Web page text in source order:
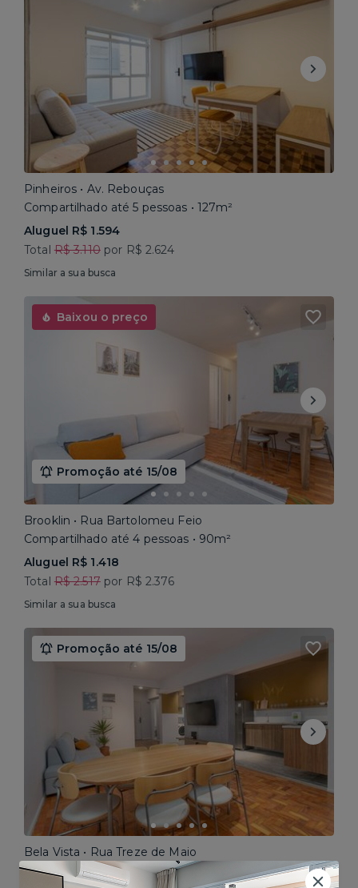
Pinheiros • Av. Rebouças
Compartilhado até 5 pessoas • 127m²
Aluguel R$ 1.594
Total R$ 3.110por R$ 2.624
Similar a sua busca
Baixou o preço
Promoção até 15/08
Brooklin • Rua Bartolomeu Feio
Compartilhado até 4 pessoas • 90m²
Aluguel R$ 1.418
Total R$ 2.517por R$ 2.376
Similar a sua busca
Promoção até 15/08
Bela Vista • Rua Treze de Maio
Compartilhado até 5 pessoas • 160m²